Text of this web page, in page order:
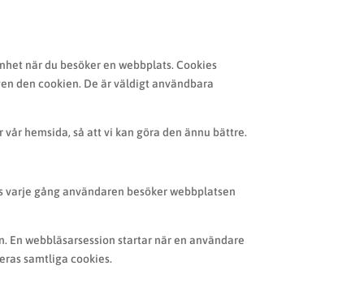
när du besöker en webbplats. Cookies
den cookien. De är väldigt användbara
hemsida, så att vi kan göra den ännu bättre.
varje gång användaren besöker webbplatsen
webbläsarsession startar när en användare
samtliga cookies.